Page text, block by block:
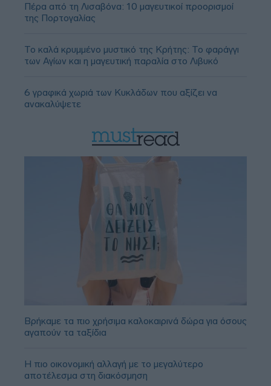
Πέρα από τη Λισαβόνα: 10 μαγευτικοί προορισμοί
της Πορτογαλίας
Το καλά κρυμμένο μυστικό της Κρήτης: Το φαράγγι
των Αγίων και η μαγευτική παραλία στο Λιβυκό
6 γραφικά χωριά των Κυκλάδων που αξίζει να
ανακαλύψετε
Βρήκαμε τα πιο χρήσιμα καλοκαιρινά δώρα για όσους
αγαπούν τα ταξίδια
Η πιο οικονομική αλλαγή με το μεγαλύτερο
αποτέλεσμα στη διακόσμηση